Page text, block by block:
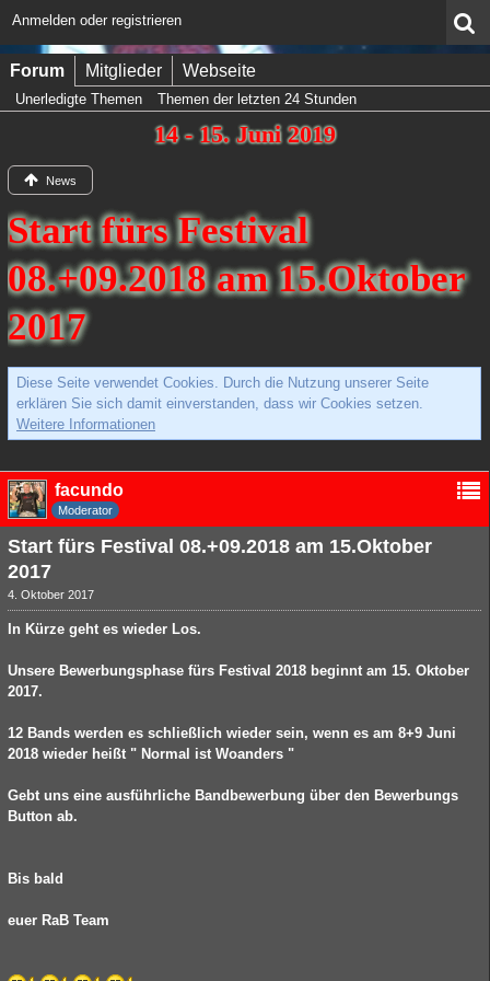
Anmelden oder registrieren
Forum Mitglieder Webseite
Unerledigte Themen Themen der letzten 24 Stunden
14 - 15. Juni 2019
News
Start fürs Festival
08.+09.2018 am 15.Oktober
2017
Diese Seite verwendet Cookies. Durch die Nutzung unserer Seite
erklären Sie sich damit einverstanden, dass wir Cookies setzen.
Weitere Informationen
facundo
Moderator
Start fürs Festival 08.+09.2018 am 15.Oktober
2017
4. Oktober 2017
In Kürze geht es wieder Los.
Unsere Bewerbungsphase fürs Festival 2018 beginnt am 15. Oktober
2017.
12 Bands werden es schließlich wieder sein, wenn es am 8+9 Juni
2018 wieder heißt " Normal ist Woanders "
Gebt uns eine ausführliche Bandbewerbung über den Bewerbungs
Button ab.
Bis bald
euer RaB Team